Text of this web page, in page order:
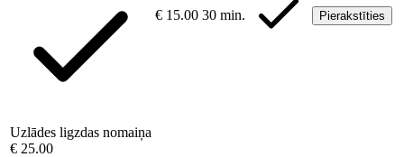
€ 15.00 30 min. Pierakstīties
Uzlādes ligzdas nomaiņa
€ 25.00